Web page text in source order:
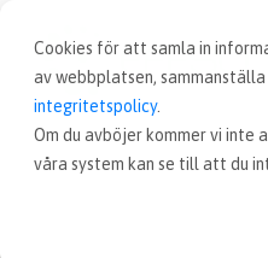
Cookies för att samla in
av webbplatsen,
integritetspolicy.
Om du avböjer kommer vi inte
våra system kan se till att du